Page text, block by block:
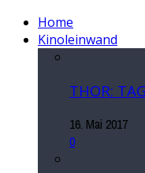
Home
Kinoleinwand
THOR:
16. Mai 2017
0